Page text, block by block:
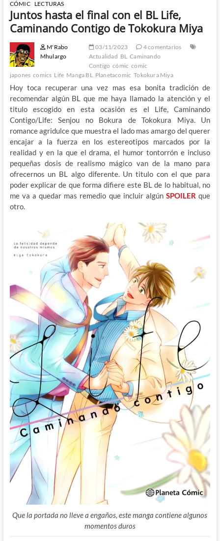
CÓMIC LECTURAS
Juntos hasta el final con el BL Life,
Caminando Contigo de Tokokura Miya
M'Rabo
Mhulargo
03/11/2023
4 comentarios
Actualidad BL
Caminando
Contigo cómic comic
japones comics Life Manga BL Planetacomic Tokokura Miya
Hoy toca recuperar una vez mas esa bonita tradición de
recomendar algún BL que me haya llamado la atención y el
titulo escogido en esta ocasión es el Life, Caminando
Contigo/Life: Senjou no Bokura de Tokokura Miya. Un
romance agridulce que muestra el lado mas amargo del querer
encajar a la fuerza en los estereotipos marcados por la
realidad y en la que el drama, el humor tontorrón e incluso
pequeñas dosis de realismo mágico van de la mano para
ofrecernos un BL algo diferente. Un titulo con el que para
poder explicar de que forma difiere este BL de lo habitual, no
me va a quedar mas remedio que incluir algúnSPOILERque
otro.
Que la portada no lleve a engaños, este manga contiene algunos
momentos duros